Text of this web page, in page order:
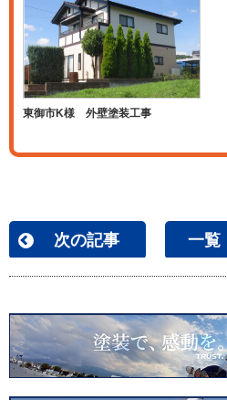
東御市K様 外壁塗装工事
次の記事 一覧